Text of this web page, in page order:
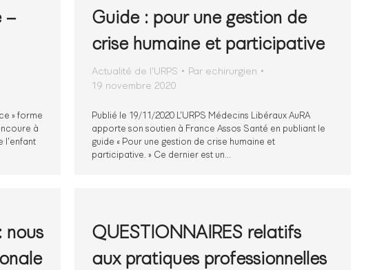
–
» forme
à
l’enfant
Guide : pour une gestion de
crise humaine et participative
Actualité de l'URPS Par echirurgien
19 novembre 2020
Publié le 19/11/2020 L’URPS Médecins Libéraux AuRA
apporte son soutien à France Assos Santé en publiant le
guide « Pour une gestion de crise humaine et
participative. » Ce dernier est un…
nous
QUESTIONNAIRES relatifs
aux pratiques professionnelles